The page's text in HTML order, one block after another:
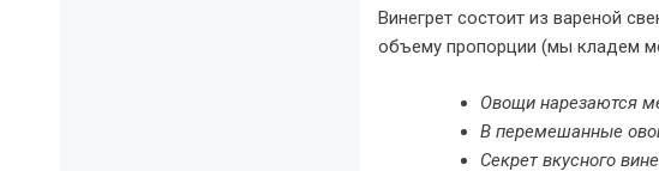
Винегрет состоит из вареной
объему пропорции (мы кладем
Овощи нарезаются
В перемешанные
Секрет вкусного